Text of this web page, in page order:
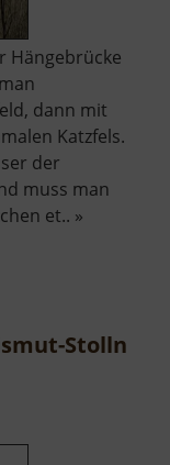
Hängebrücke
dann mit
Katzfels.
der
muss man
et.. »
Stolln